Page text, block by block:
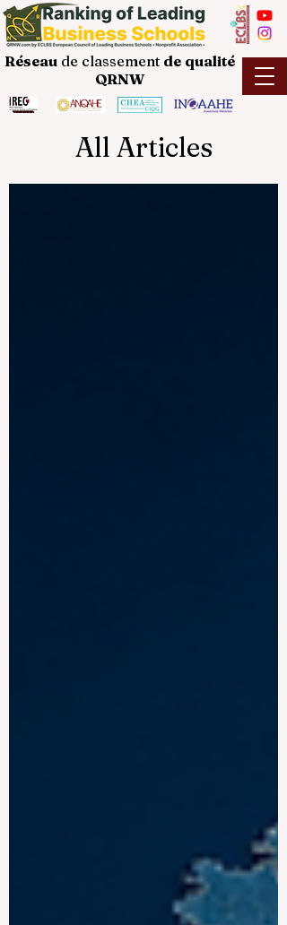
Réseau de classement de qualité
QRNW
All Articles